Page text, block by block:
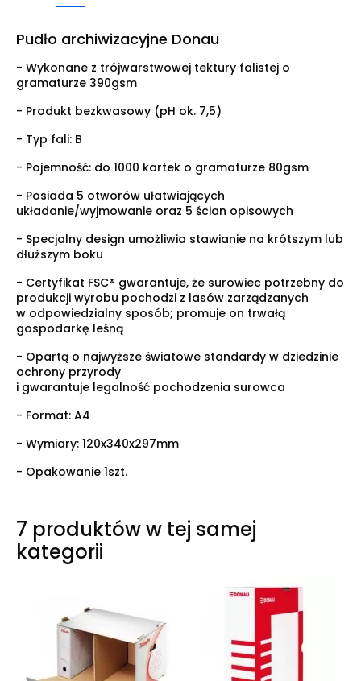
Pudło archiwizacyjne Donau
- Wykonane z trójwarstwowej tektury falistej o
gramaturze 390gsm
- Produkt bezkwasowy (pH ok. 7,5)
- Typ fali: B
- Pojemność: do 1000 kartek o gramaturze 80gsm
- Posiada 5 otworów ułatwiających
układanie/wyjmowanie oraz 5 ścian opisowych
- Specjalny design umożliwia stawianie na krótszym lub
dłuższym boku
- Certyfikat FSC® gwarantuje, że surowiec potrzebny do
produkcji wyrobu pochodzi z lasów zarządzanych
w odpowiedzialny sposób; promuje on trwałą
gospodarkę leśną
- Opartą o najwyższe światowe standardy w dziedzinie
ochrony przyrody
i gwarantuje legalność pochodzenia surowca
- Format: A4
- Wymiary: 120x340x297mm
- Opakowanie 1szt.
7 produktów w tej samej
kategorii